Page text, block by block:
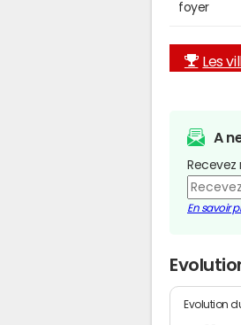
foyer
Les
A
En savoir
Evolution